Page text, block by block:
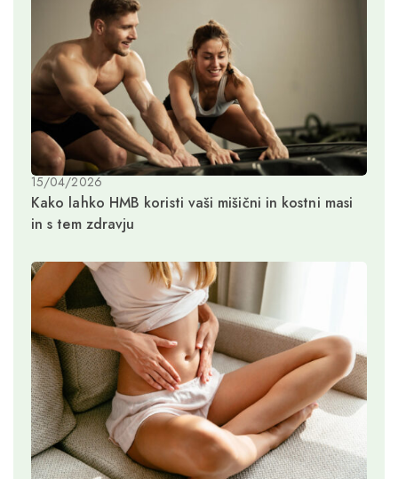
15/04/2026
Kako lahko HMB koristi vaši mišični in kostni masi
in s tem zdravju